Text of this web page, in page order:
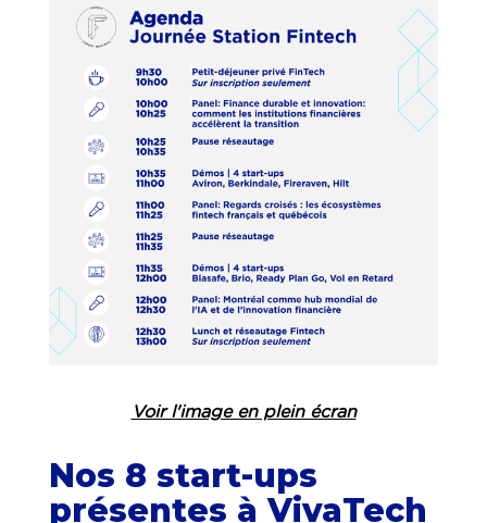
Voir l'image en plein écran
Nos 8 start-ups
présentes à VivaTech